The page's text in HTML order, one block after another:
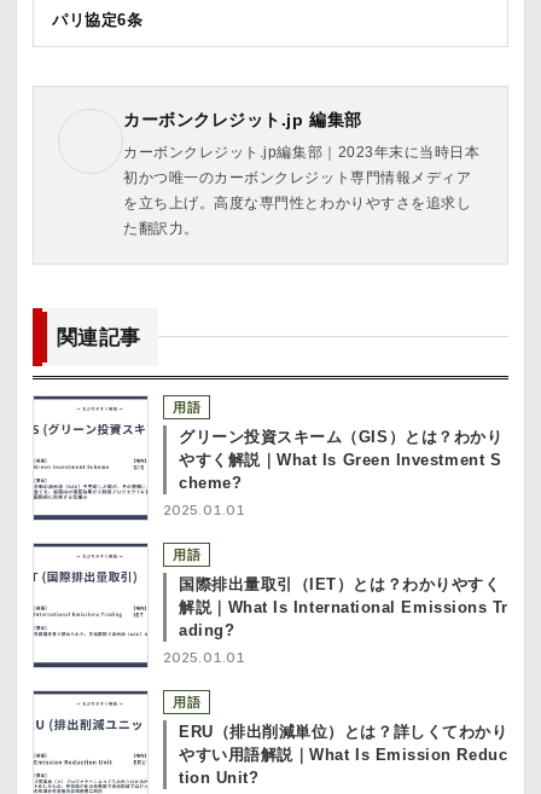
パリ協定6条
カーボンクレジット.jp 編集部
カーボンクレジット.jp編集部｜2023年末に当時日本
初かつ唯一のカーボンクレジット専門情報メディア
を立ち上げ。高度な専門性とわかりやすさを追求し
た翻訳力。
関連記事
用語
グリーン投資スキーム（GIS）とは？わかり
やすく解説｜What Is Green Investment S
cheme?
2025.01.01
用語
国際排出量取引（IET）とは？わかりやすく
解説｜What Is International Emissions Tr
ading?
2025.01.01
用語
ERU（排出削減単位）とは？詳しくてわかり
やすい用語解説｜What Is Emission Reduc
tion Unit?